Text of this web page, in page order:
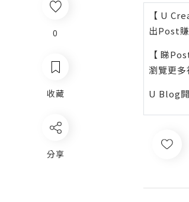
0
收藏
分享
【 U
出Post
【 睇
瀏覽更多
U Blog